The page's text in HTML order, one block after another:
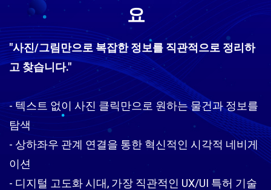
요
"사진/그림만으로 복잡한 정보를 직관적으로 정리하
고 찾습니다."
- 텍스트 없이 사진 클릭만으로 원하는 물건과 정보를
탐색
- 상하좌우 관계 연결을 통한 혁신적인 시각적 네비게
이션
- 디지털 고도화 시대, 가장 직관적인 UX/UI 특허 기술